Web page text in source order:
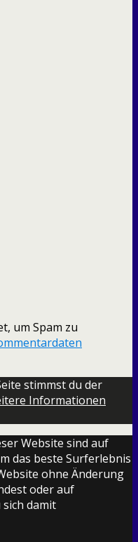
um Spam zu
stimmst du der
Informationen
Website sind auf
das beste Surferlebnis
ohne Änderung
oder auf
damit